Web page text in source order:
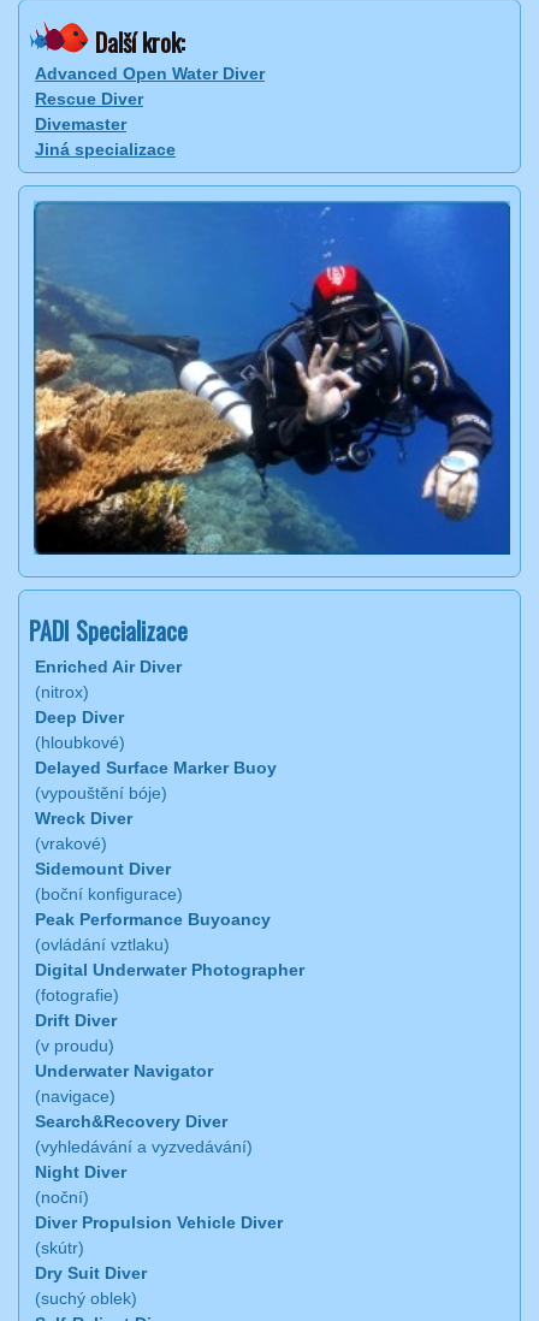
Další krok:
Advanced Open Water Diver
Rescue Diver
Divemaster
Jiná specializace
PADI Specializace
Enriched Air Diver
(nitrox)
Deep Diver
(hloubkové)
Delayed Surface Marker Buoy
(vypouštění bóje)
Wreck Diver
(vrakové)
Sidemount Diver
(boční konfigurace)
Peak Performance Buyoancy
(ovládání vztlaku)
Digital Underwater Photographer
(fotografie)
Drift Diver
(v proudu)
Underwater Navigator
(navigace)
Search&Recovery Diver
(vyhledávání a vyzvedávání)
Night Diver
(noční)
Diver Propulsion Vehicle Diver
(skútr)
Dry Suit Diver
(suchý oblek)